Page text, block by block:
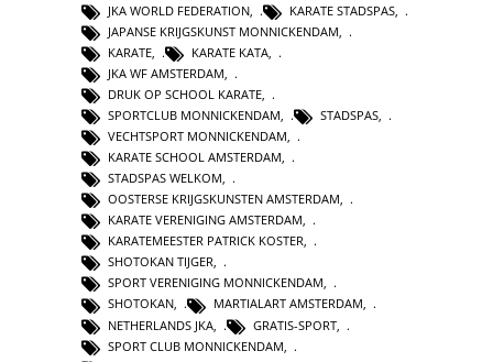
JKA WORLD FEDERATION
KARATE STADSPAS
JAPANSE KRIJGSKUNST MONNICKENDAM
KARATE
KARATE KATA
JKA WF AMSTERDAM
DRUK OP SCHOOL KARATE
SPORTCLUB MONNICKENDAM
STADSPAS
VECHTSPORT MONNICKENDAM
KARATE SCHOOL AMSTERDAM,
STADSPAS WELKOM,
OOSTERSE KRIJGSKUNSTEN AMSTERDAM,
KARATE VERENIGING AMSTERDAM,
KARATEMEESTER PATRICK KOSTER,
SHOTOKAN TIJGER,
SPORT VERENIGING MONNICKENDAM,
SHOTOKAN, MARTIALART AMSTERDAM,
NETHERLANDS JKA
GRATIS-SPORT
SPORT CLUB MONNICKENDAM